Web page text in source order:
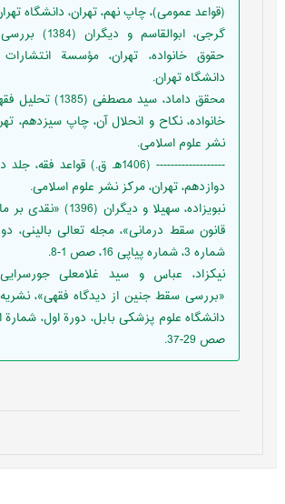
(قواعد عمومی)، چاپ نهم، تهران، دانشگاه
گرجی، ابوالقاسم و
حقوق خانواده، تهران، مؤسسة
دانشگاه تهران.
محقق داماد، سید مصطفی
خانواده، نکاح و انحلال آن، چاپ سیزدهم،
نشر علوم اسلامی.
------------------- (1406ﻫ. ق.) قواعد فقه،
دوازدهم، تهران، مرکز نشر علوم اسلامی.
قانون سقط درمانی»، مجله تعالی بالینی،
شماره 3، شماره پیاپی 16، صص 1-8.
«بررسی سقط جنین از دیدگاه فقهی»،
دانشگاه علوم پزشکی بابل، دورة اول، شمارة
صص 29-37.